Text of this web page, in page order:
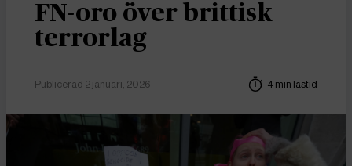
FN-oro över brittisk
terrorlag
Publicerad 2 januari, 2026 4 min lästid